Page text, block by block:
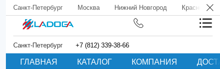
Санкт-Петербург Москва Нижний Новгород Краснодар
Санкт-Петербург +7 (812) 339-38-66
ГЛАВНАЯ КАТАЛОГ КОМПАНИЯ